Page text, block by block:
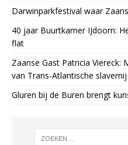
Darwinparkfestival waar
40 jaar Buurtkamer IJdoorn:
flat
Zaanse Gast Patricia
van Trans-Atlantische slavernij
Gluren bij de Buren brengt